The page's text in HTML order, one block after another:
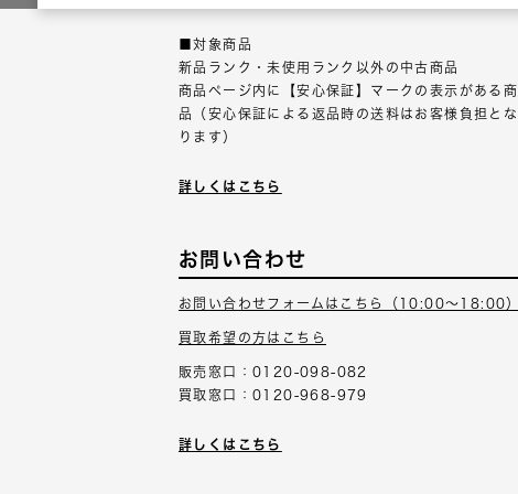
■対象商品
新品ランク・未使用ランク以外の中古商品
商品ページ内に【安心保証】マークの表示がある商
品（安心保証による返品時の送料はお客様負担とな
ります）
詳しくはこちら
お問い合わせ
お問い合わせフォームはこちら（10:00～18:00）
買取希望の方はこちら
販売窓口：0120-098-082
買取窓口：0120-968-979
詳しくはこちら